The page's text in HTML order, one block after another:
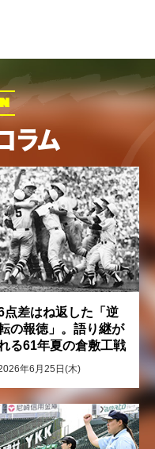
ラム
点差はね返した「逆
の報徳」。語り継が
る61年夏の倉敷工戦
年6月25日(木)